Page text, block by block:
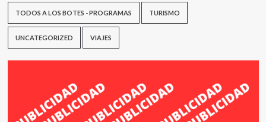
TODOS A LOS BOTES - PROGRAMAS TURISMO
UNCATEGORIZED VIAJES